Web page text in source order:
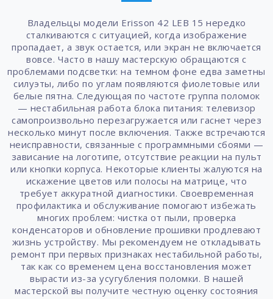
Владельцы модели Erisson 42 LEB 15 нередко
сталкиваются с ситуацией, когда изображение
пропадает, а звук остается, или экран не включается
вовсе. Часто в нашу мастерскую обращаются с
проблемами подсветки: на темном фоне едва заметны
силуэты, либо по углам появляются фиолетовые или
белые пятна. Следующая по частоте группа поломок
— нестабильная работа блока питания: телевизор
самопроизвольно перезагружается или гаснет через
несколько минут после включения. Также встречаются
неисправности, связанные с программными сбоями —
зависание на логотипе, отсутствие реакции на пульт
или кнопки корпуса. Некоторые клиенты жалуются на
искажение цветов или полосы на матрице, что
требует аккуратной диагностики. Своевременная
профилактика и обслуживание помогают избежать
многих проблем: чистка от пыли, проверка
конденсаторов и обновление прошивки продлевают
жизнь устройству. Мы рекомендуем не откладывать
ремонт при первых признаках нестабильной работы,
так как со временем цена восстановления может
вырасти из-за усугубления поломки. В нашей
мастерской вы получите честную оценку состояния